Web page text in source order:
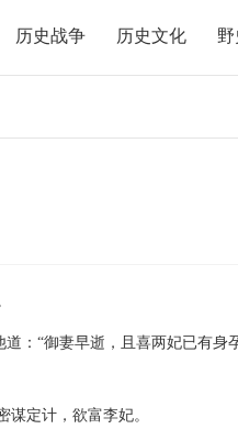
历史战争 历史文化
：“御妻早逝，且喜两妃已有身
定计，欲富李妃。